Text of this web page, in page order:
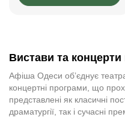
Вистави та концерти
Афіша Одеси об’єднує
концертні програми, що
представлені як класичні
драматургії, так і сучасні